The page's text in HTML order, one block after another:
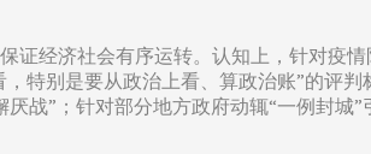
证经济社会有序运转。认知上，针对疫
特别是要从政治上看、算政治账”的评
战”；针对部分地方政府动辄“一例封